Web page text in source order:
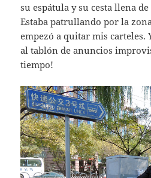
su espátula y su cesta llena
Estaba patrullando por la
empezó a quitar mis carteles.
al tablón de anuncios
tiempo!